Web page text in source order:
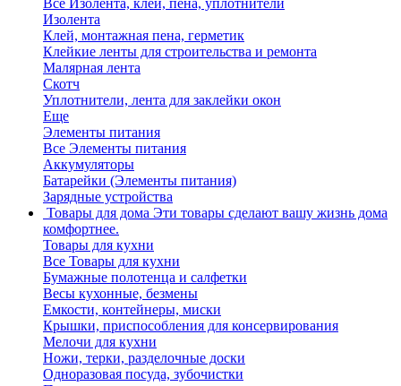
Все Изолента, клей, пена, уплотнители
Изолента
Клей, монтажная пена, герметик
Клейкие ленты для строительства и ремонта
Малярная лента
Скотч
Уплотнители, лента для заклейки окон
Еще
Элементы питания
Все Элементы питания
Аккумуляторы
Батарейки (Элементы питания)
Зарядные устройства
Товары для дома Эти товары сделают вашу жизнь дома
комфортнее.
Товары для кухни
Все Товары для кухни
Бумажные полотенца и салфетки
Весы кухонные, безмены
Емкости, контейнеры, миски
Крышки, приспособления для консервирования
Мелочи для кухни
Ножи, терки, разделочные доски
Одноразовая посуда, зубочистки